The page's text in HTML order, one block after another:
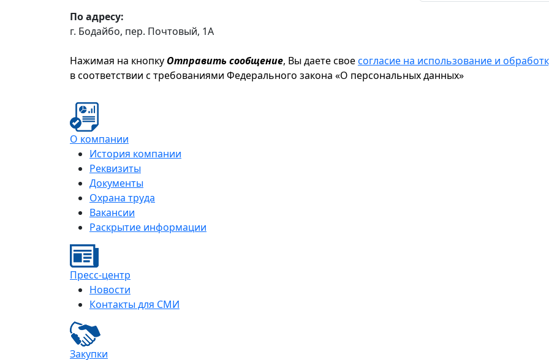
По адресу:
г. Бодайбо, пер. Почтовый, 1А
Нажимая на кнопку Отправить сообщение, Вы даете своесогласие на использование и
в соответствии с требованиями Федерального закона «О персональных данных»
О компании
История компании
Реквизиты
Документы
Охрана труда
Вакансии
Раскрытие информации
Пресс-центр
Новости
Контакты для СМИ
Закупки